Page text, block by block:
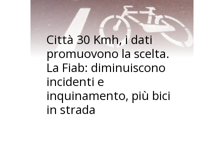
Città 30 Kmh, i dati
promuovono la scelta.
La Fiab: diminuiscono
incidenti e
inquinamento, più bici
in strada